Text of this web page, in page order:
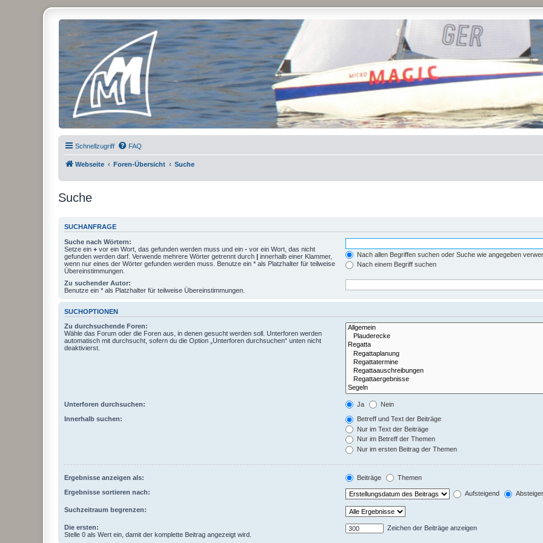
Micro Magic Forum Deutschland
Schnellzugriff FAQ
Webseite Foren-Übersicht Suche
Suche
SUCHANFRAGE
Suche nach Wörtern:
Setze ein + vor ein Wort, das gefunden werden muss und ein - vor ein Wort, das nicht
gefunden werden darf. Verwende mehrere Wörter getrennt durch | innerhalb einer Klammer,
wenn nur eines der Wörter gefunden werden muss. Benutze ein * als Platzhalter für teilweise
Übereinstimmungen.
Nach allen Begriffen suchen oder Suche wie angegeben
Nach einem Begriff suchen
Zu suchender Autor:
Benutze ein * als Platzhalter für teilweise Übereinstimmungen.
SUCHOPTIONEN
Zu durchsuchende Foren:
Wähle das Forum oder die Foren aus, in denen gesucht werden soll. Unterforen werden
automatisch mit durchsucht, sofern du die Option „Unterforen durchsuchen“ unten nicht
deaktivierst.
Unterforen durchsuchen: Ja Nein
Innerhalb suchen:
Betreff und Text der Beiträge
Nur im Text der Beiträge
Nur im Betreff der Themen
Nur im ersten Beitrag der Themen
Ergebnisse anzeigen als: Beiträge Themen
Ergebnisse sortieren nach: Aufsteigend
Suchzeitraum begrenzen:
Die ersten:
Stelle 0 als Wert ein, damit der komplette Beitrag angezeigt wird.
Zeichen der Beiträge anzeigen